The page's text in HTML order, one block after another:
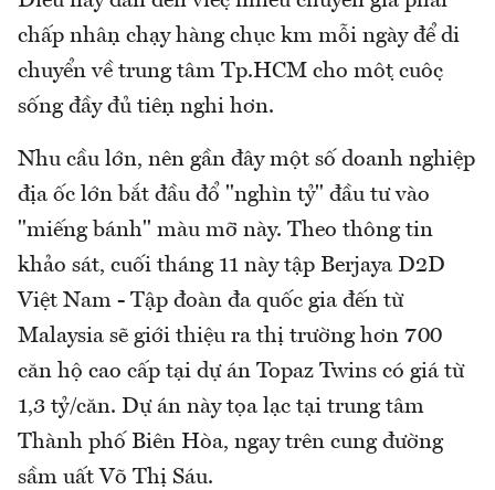
chấp nhận chạy hàng chục km mỗi ngày để di
chuyển về trung tâm Tp.HCM cho một cuộc
sống đầy đủ tiện nghi hơn.
Nhu cầu lớn, nên gần đây một số doanh nghiệp
địa ốc lớn bắt đầu đổ "nghìn tỷ" đầu tư vào
"miếng bánh" màu mỡ này. Theo thông tin
khảo sát, cuối tháng 11 này tập Berjaya D2D
Việt Nam - Tập đoàn đa quốc gia đến từ
Malaysia sẽ giới thiệu ra thị trường hơn 700
căn hộ cao cấp tại dự án Topaz Twins có giá từ
1,3 tỷ/căn. Dự án này tọa lạc tại trung tâm
Thành phố Biên Hòa, ngay trên cung đường
sầm uất Võ Thị Sáu.